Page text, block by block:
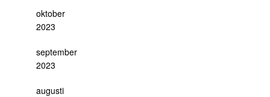
oktober
2023
september
2023
augusti